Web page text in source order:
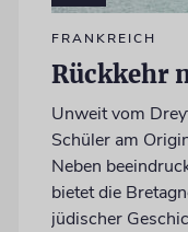
FRANKREICH
Rückkehr
Unweit vom
Schüler am
Neben
bietet die
jüdischer